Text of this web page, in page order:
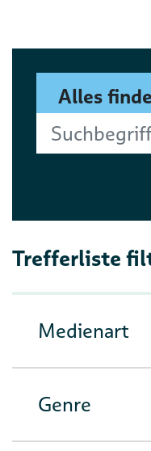
Alles
Suchbegriff
Trefferliste
Medienart
Genre